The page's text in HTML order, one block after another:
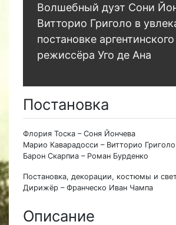
Волшебный дуэт Сони
Витторио Григоло в
постановке аргентинского
режиссёра Уго де Ана
Постановка
Флория Тоска – Соня Йончева
Марио Каварадосси – Витторио Григоло
Барон Скарпиа – Роман Бурденко
Постановка, декорации, костюмы и
Дирижёр – Франческо Иван Чампа
Описание